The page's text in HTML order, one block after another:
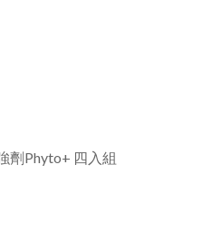
劑Phyto+ 四入組